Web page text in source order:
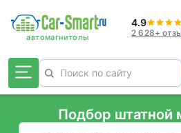
4.9
2 628+
Подбор штатной